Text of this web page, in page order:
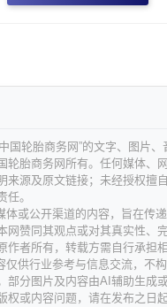
国轮胎商务网”的文字、图片、
轮胎商务网所有。任何媒体、
来源及原文链接；未经授权擅
任。
体或公开渠道的内容，旨在传
网赞同其观点或对其真实性、
作者所有，转载方需自行承担
仅供行业参考与信息交流，不构
部分图片及内容由AI辅助生成
权或内容问题，请在发布之日